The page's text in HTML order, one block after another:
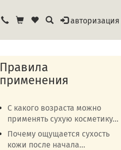
авторизация
Правила
применения
С какого возраста можно
применять сухую косметику...
Почему ощущается сухость
кожи после начала...